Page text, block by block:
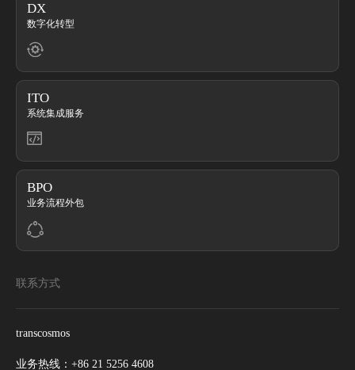
DX
数字化转型
ITO
系统集成服务
BPO
业务流程外包
联系方式
transcosmos
业务热线： +86 21 5256 4608